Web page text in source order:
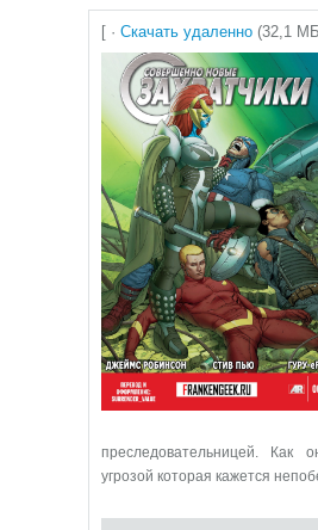
[ · Скачать удаленно (32,1
преследовательницей. Как
угрозой которая кажется